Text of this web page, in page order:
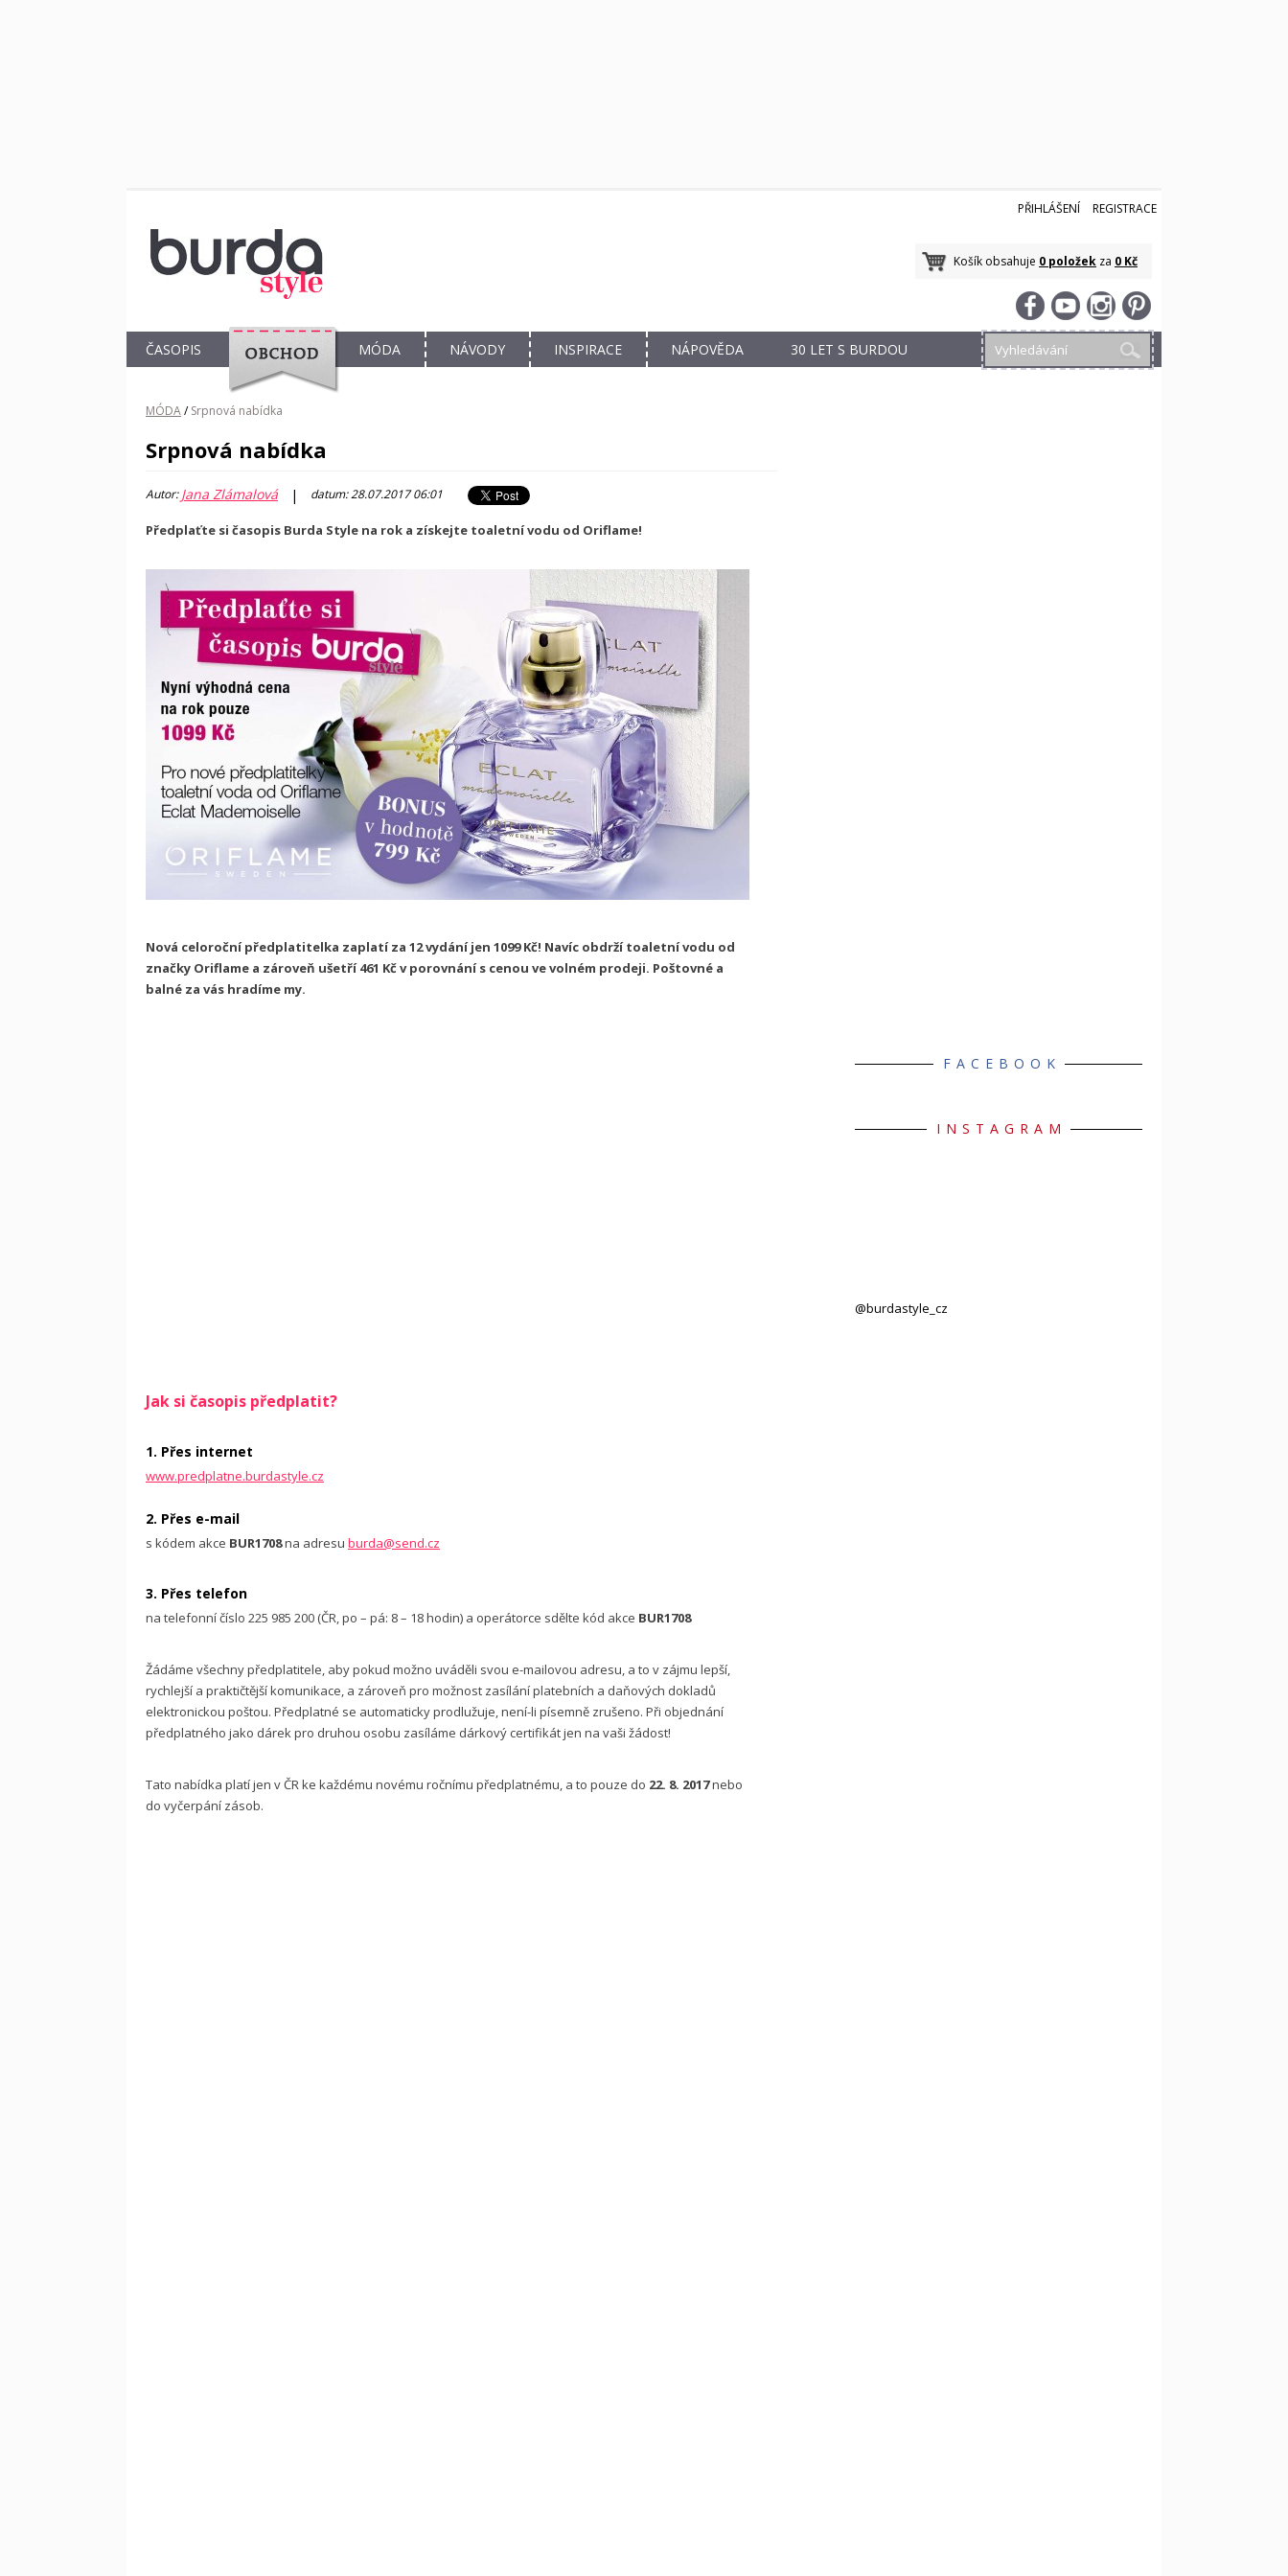
PŘIHLÁŠENÍ REGISTRACE
Košík obsahuje 0 položek za 0 Kč
ČASOPIS
OBCHOD
MÓDA NÁVODY INSPIRACE NÁPOVĚDA 30 LET S BURDOU
MÓDA/ Srpnová nabídka
Srpnová nabídka
Autor:Jana Zlámalová | datum: 28.07.2017 06:01
Předplaťte si časopis Burda Style na rok a získejte toaletní vodu od Oriflame!
Nová celoroční předplatitelka zaplatí za 12 vydání jen 1099 Kč! Navíc obdrží toaletní vodu od
značky Oriflame a zároveň ušetří 461 Kč v porovnání s cenou ve volném prodeji. Poštovné a
balné za vás hradíme my.
Jak si časopis předplatit?
1. Přes internet
www.predplatne.burdastyle.cz
2. Přes e-mail
s kódem akce BUR1708na adresu burda@send.cz
3. Přes telefon
na telefonní číslo 225 985 200 (ČR, po – pá: 8 – 18 hodin) a operátorce sdělte kód akce BUR1708
Žádáme všechny předplatitele, aby pokud možno uváděli svou e-mailovou adresu, a to v zájmu lepší,
rychlejší a praktičtější komunikace, a zároveň pro možnost zasílání platebních a daňových dokladů
elektronickou poštou. Předplatné se automaticky prodlužuje, není-li písemně zrušeno. Při objednání
předplatného jako dárek pro druhou osobu zasíláme dárkový certifikát jen na vaši žádost!
Tato nabídka platí jen v ČR ke každému novému ročnímu předplatnému, a to pouze do 22. 8. 2017nebo
do vyčerpání zásob.
FACEBOOK
INSTAGRAM
@burdastyle_cz